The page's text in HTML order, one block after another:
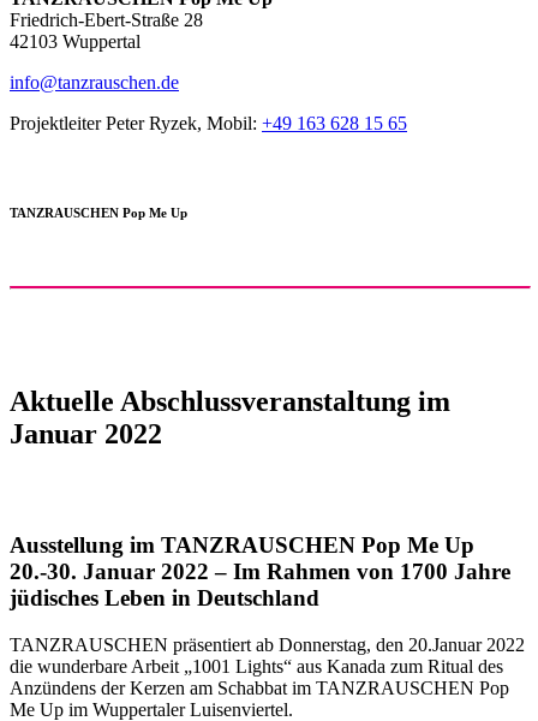
Friedrich-Ebert-Straße 28
42103 Wuppertal
info@tanzrauschen.de
Projektleiter Peter Ryzek, Mobil: +49 163 628 15 65
TANZRAUSCHEN Pop Me Up
Aktuelle Abschlussveranstaltung im
Januar 2022
Ausstellung im TANZRAUSCHEN Pop Me Up
20.-30. Januar 2022 – Im Rahmen von 1700 Jahre
jüdisches Leben in Deutschland
TANZRAUSCHEN präsentiert ab Donnerstag, den 20.Januar 2022
die wunderbare Arbeit „1001 Lights“ aus Kanada zum Ritual des
Anzündens der Kerzen am Schabbat im TANZRAUSCHEN Pop
Me Up im Wuppertaler Luisenviertel.